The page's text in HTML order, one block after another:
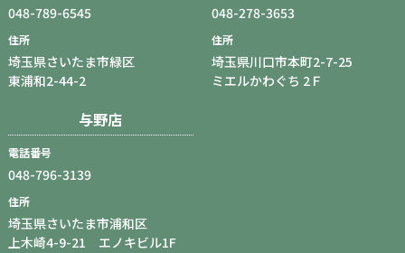
048-789-6545
住所
埼玉県さいたま市緑区
東浦和2-44-2
048-278-3653
住所
埼玉県川口市本町2-7-25
ミエルかわぐち 2Ｆ
与野店
電話番号
048-796-3139
住所
埼玉県さいたま市浦和区
上木崎4-9-21 エノキビル1F